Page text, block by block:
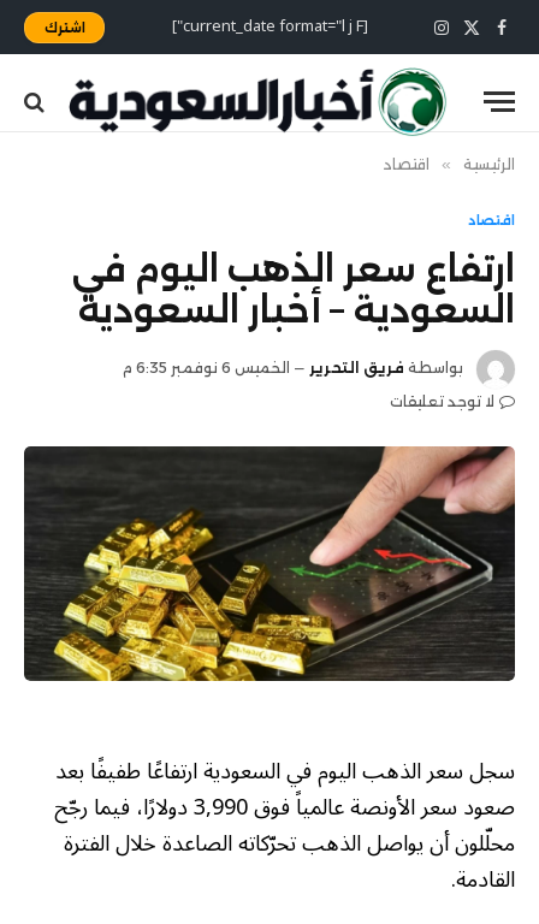
فيسبوك
X
(Twitter)
الانستغرام [current_date format="l j F"] اشترك
الرئيسية » اقتصاد
اقتصاد
ارتفاع سعر الذهب اليوم في
السعودية – أخبار السعودية
بواسطة فريق التحرير
الخميس 6 نوفمبر 6:35 م
لا توجد تعليقات
سجل سعر الذهب اليوم في السعودية ارتفاعًا طفيفًا بعد
صعود سعر الأونصة عالمياً فوق 3,990 دولارًا، فيما رجّح
محلّلون أن يواصل الذهب تحرّكاته الصاعدة خلال الفترة
القادمة.